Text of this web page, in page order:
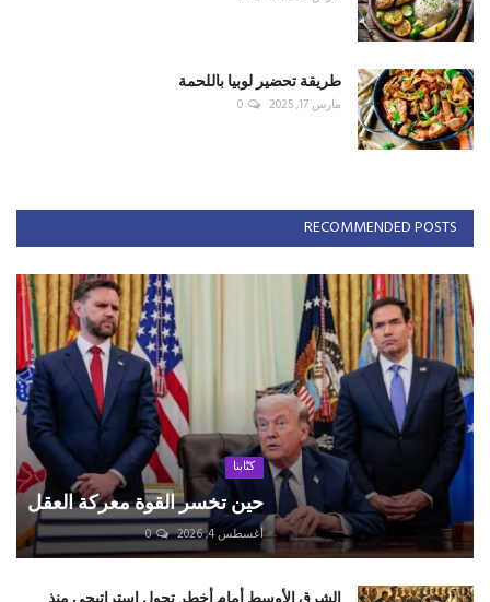
طريقة تحضير لوبيا باللحمة
مارس 17, 2025 0
RECOMMENDED POSTS
كتّابنا
حين تخسر القوة معركة العقل
أغسطس 4, 2026 0
الشرق الأوسط أمام أخطر تحول استراتيجي منذ